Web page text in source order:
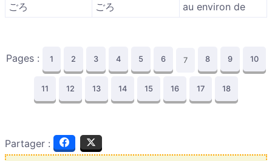
ごろ
ごろ au environ de
Pages : 1 2 3 4 5 6 7 8 9 10
11 12 13 14 15 16 17 18
Partager :